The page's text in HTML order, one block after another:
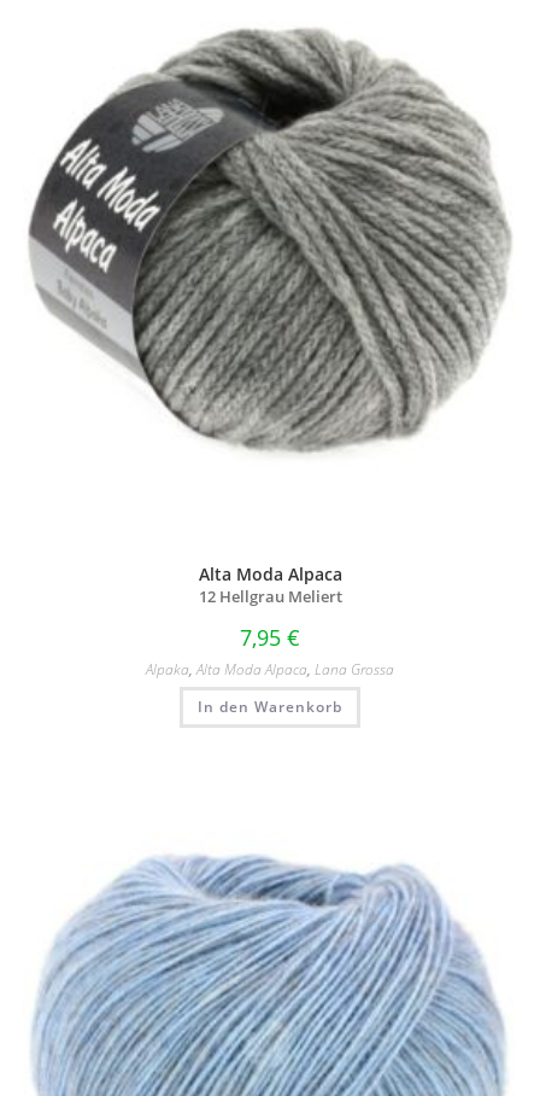
Alta Moda Alpaca
12 Hellgrau Meliert
7,95 €
Alpaka,Alta Moda Alpaca, Lana Grossa
In den Warenkorb